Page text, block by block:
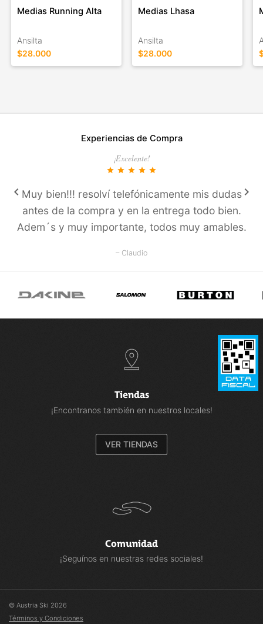
Medias Running Alta
Ansilta
$28.000
Medias Lhasa
Ansilta
$28.000
Experiencias de Compra
¡Excelente!
star star star star star
Muy bien!!! resolví­ telefónicamente mis dudas
antes de la compra y en la entrega todo bien.
Adem´s y muy importante, todos muy amables.
– Claudio
keyboard_arrow_left keyboard_arrow_right
Tiendas
¡Encontranos también en nuestros locales!
VER TIENDAS
Comunidad
¡Seguínos en nuestras redes sociales!
© Austria Ski 2026
Términos y Condiciones